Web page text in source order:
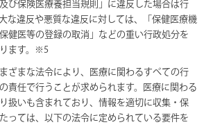
び保険医療養担当規則」に違反した場合は行
な違反や悪質な違反に対しては、「保健医療機
健医等の登録の取消」などの重い行政処分を
ます。※5
ざまな法令により、医療に関わるすべての行
責任で行うことが求められます。医療に関わる
扱いも含まれており、情報を適切に収集・保
っては、以下の法令に定められている要件を